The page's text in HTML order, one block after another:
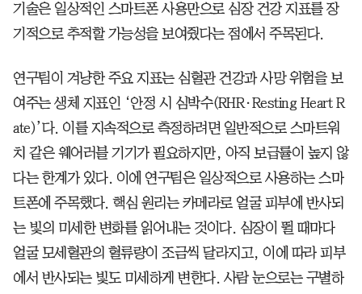
기술은 일상적인 스마트폰 사용만으로 심장 건강 지표를 장
기적으로 추적할 가능성을 보여줬다는 점에서 주목된다.
연구팀이 겨냥한 주요 지표는 심혈관 건강과 사망 위험을 보
여주는 생체 지표인 ‘안정 시 심박수(RHR·Resting Heart R
ate)’다. 이를 지속적으로 측정하려면 일반적으로 스마트워
치 같은 웨어러블 기기가 필요하지만, 아직 보급률이 높지 않
다는 한계가 있다. 이에 연구팀은 일상적으로 사용하는 스마
트폰에 주목했다. 핵심 원리는 카메라로 얼굴 피부에 반사되
는 빛의 미세한 변화를 읽어내는 것이다. 심장이 뛸 때마다
얼굴 모세혈관의 혈류량이 조금씩 달라지고, 이에 따라 피부
에서 반사되는 빛도 미세하게 변한다. 사람 눈으로는 구별하